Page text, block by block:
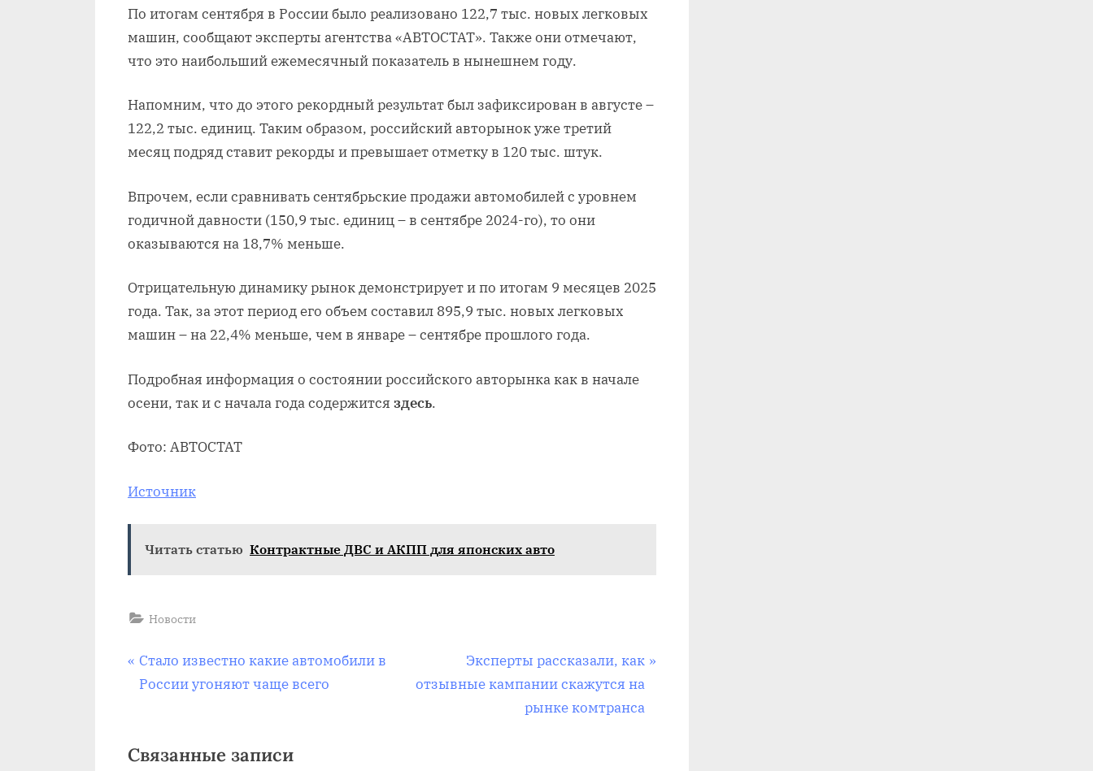
По итогам сентября в России было реализовано 122,7 тыс. новых легковых
машин, сообщают эксперты агентства «АВТОСТАТ». Также они отмечают,
что это наибольший ежемесячный показатель в нынешнем году.
Напомним, что до этого рекордный результат был зафиксирован в августе –
122,2 тыс. единиц. Таким образом, российский авторынок уже третий
месяц подряд ставит рекорды и превышает отметку в 120 тыс. штук.
Впрочем, если сравнивать сентябрьские продажи автомобилей с уровнем
годичной давности (150,9 тыс. единиц – в сентябре 2024-го), то они
оказываются на 18,7% меньше.
Отрицательную динамику рынок демонстрирует и по итогам 9 месяцев 2025
года. Так, за этот период его объем составил 895,9 тыс. новых легковых
машин – на 22,4% меньше, чем в январе – сентябре прошлого года.
Подробная информация о состоянии российского авторынка как в начале
осени, так и с начала года содержится здесь.
Фото: АВТОСТАТ
Источник
Читать статью Контрактные ДВС и АКПП для японских авто
Новости
Навигация
П
р
ы
Стало известно какие автомобили в
России угоняют чаще всего
С
л
Эксперты рассказали, как
отзывные кампании скажутся на
рынке комтранса
Связанные записи